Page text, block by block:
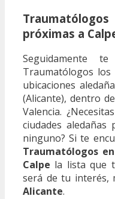
próximas a
Seguidamente
Traumatólogos
ubicaciones
(Alicante), dentro
Valencia.
ciudades
ninguno? Si te
Traumatólogos
Calpe la lista que
será de tu interés,
Alicante.